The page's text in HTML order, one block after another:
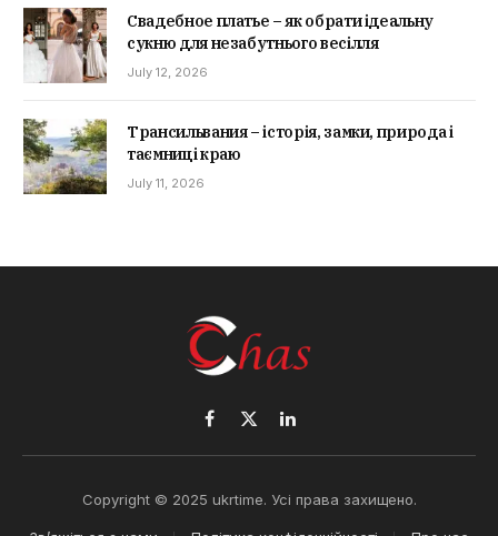
Свадебное платье – як обрати ідеальну
сукню для незабутнього весілля
July 12, 2026
Трансильвания – історія, замки, природа і
таємниці краю
July 11, 2026
Facebook
X
(Twitter)
LinkedIn
Copyright © 2025 ukrtime. Усі права захищено.